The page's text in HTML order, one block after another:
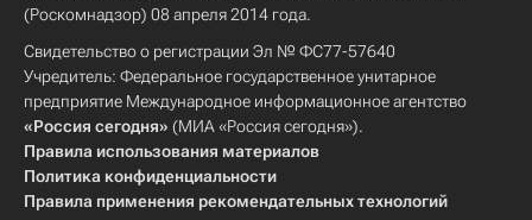
(Роскомнадзор) 08 апреля 2014 года.
Свидетельство о регистрации Эл № ФС77-57640
Учредитель: Федеральное государственное унитарное
предприятие Международное информационное агентство
«Россия сегодня» (МИА «Россия сегодня»).
Правила использования материалов
Политика конфиденциальности
Правила применения рекомендательных технологий